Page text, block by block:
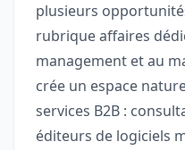
plusieurs
rubrique affaires
management et au
crée un espace
services B2B :
éditeurs de logiciels